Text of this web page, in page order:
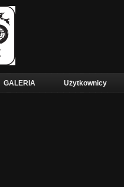
GALERIA Użytkownicy